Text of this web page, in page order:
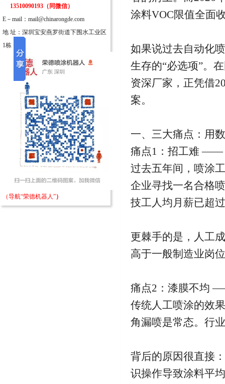
13510090193（同微信）
E－mail：mail@chinarongde.com
地 址：深圳宝安燕罗街道下围水工业区
1栋
（导航“荣德机器人”）
涂料VOC限值全面
如果说过去自动化
生存的“必选项”。
资深厂家，正凭借
案。
一、三大痛点：用
痛点1：招工难 ——
过去五年间，喷涂
企业寻找一名合格
技工人均月薪已超
更棘手的是，人工
高于一般制造业岗
痛点2：漆膜不均
传统人工喷涂的效
角漏喷是常态。行
背后的原因很直接
识操作导致涂料平